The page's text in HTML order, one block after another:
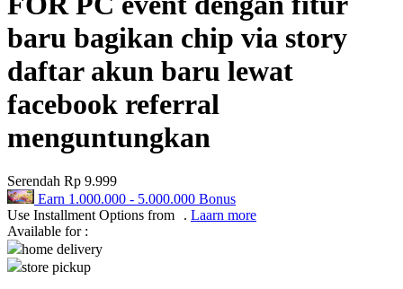
QV Baby
Red Castle
Ribbon Madness
S
Sebamed
baru bagikan chip via story
daftar akun baru lewat
facebook referral
menguntungkan
Serendah Rp 9.999
Earn 1.000.000 - 5.000.000 Bonus
Use Installment Options from
. Laarn more
Available for :
home delivery
store pickup